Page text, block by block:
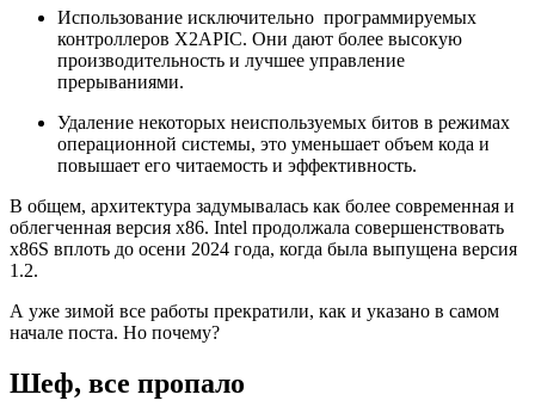
Использование исключительно программируемых
контроллеров X2APIC. Они дают более высокую
производительность и лучшее управление
прерываниями.
Удаление некоторых неиспользуемых битов в режимах
операционной системы, это уменьшает объем кода и
повышает его читаемость и эффективность.
В общем, архитектура задумывалась как более современная и
облегченная версия x86. Intel продолжала совершенствовать
x86S вплоть до осени 2024 года, когда была выпущена версия
1.2.
А уже зимой все работы прекратили, как и указано в самом
начале поста. Но почему?
Шеф, все пропало